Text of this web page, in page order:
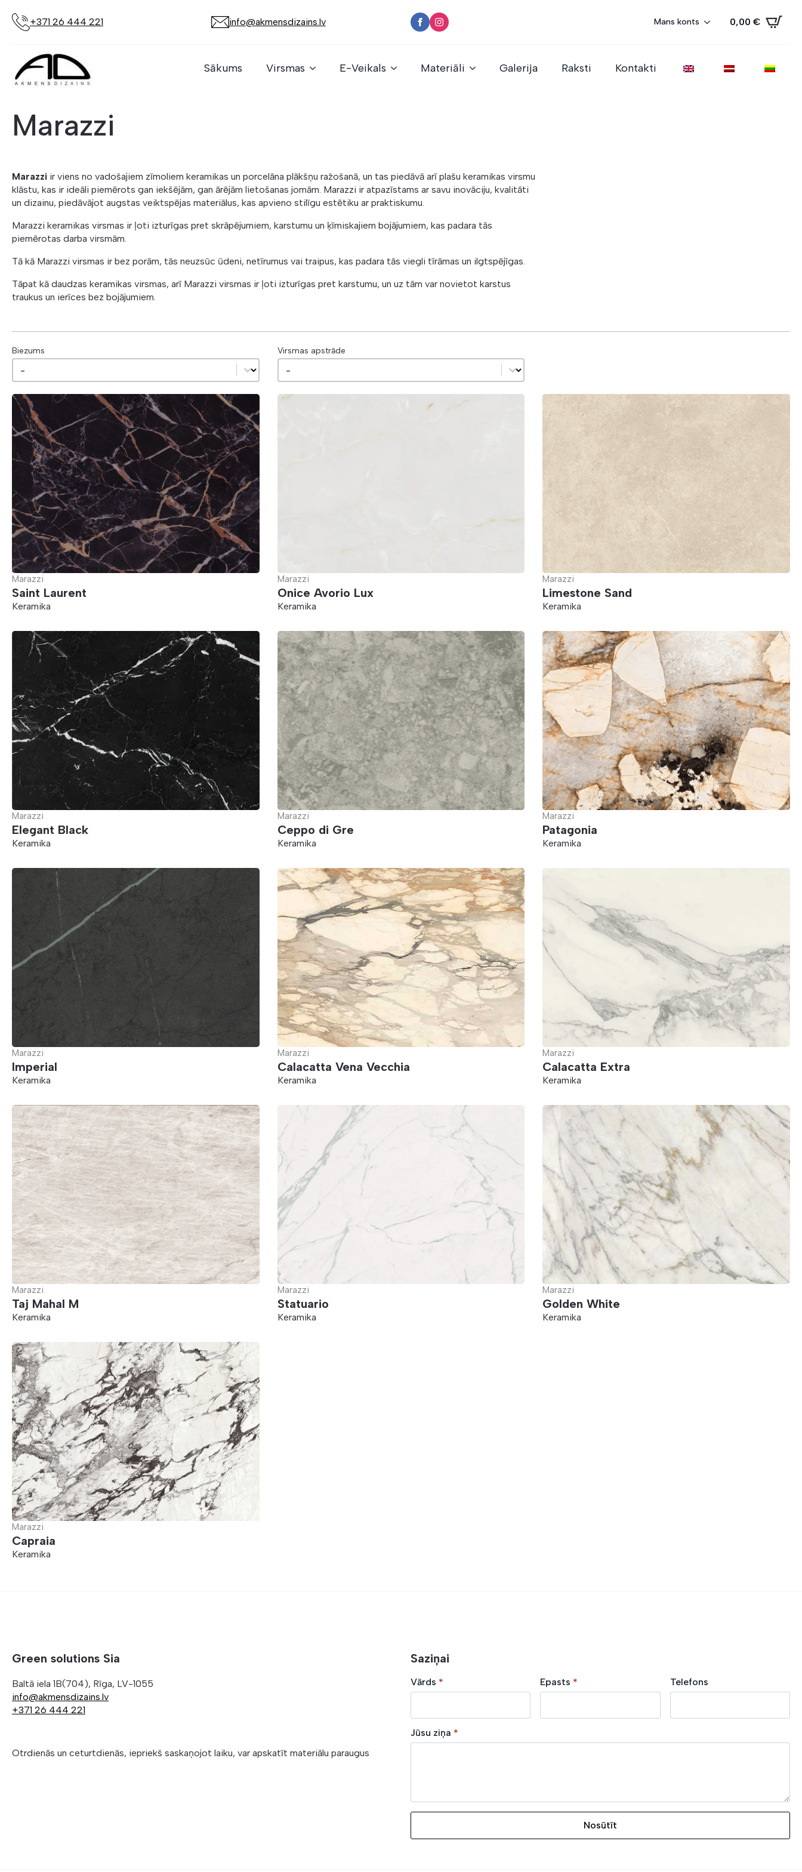
+371 26 444 221 info@akmensdizains.lv Mans konts 0,00 €
Sākums Virsmas E-Veikals Materiāli Galerija Raksti Kontakti
Marazzi
Marazzi ir viens no vadošajiem zīmoliem keramikas un porcelāna plākšņu ražošanā, un tas piedāvā arī plašu keramikas virsmu
klāstu, kas ir ideāli piemērots gan iekšējām, gan ārējām lietošanas jomām. Marazzi ir atpazīstams ar savu inovāciju, kvalitāti
un dizainu, piedāvājot augstas veiktspējas materiālus, kas apvieno stilīgu estētiku ar praktiskumu.
Marazzi keramikas virsmas ir ļoti izturīgas pret skrāpējumiem, karstumu un ķīmiskajiem bojājumiem, kas padara tās
piemērotas darba virsmām.
Tā kā Marazzi virsmas ir bez porām, tās neuzsūc ūdeni, netīrumus vai traipus, kas padara tās viegli tīrāmas un ilgtspējīgas.
Tāpat kā daudzas keramikas virsmas, arī Marazzi virsmas ir ļoti izturīgas pret karstumu, un uz tām var novietot karstus
traukus un ierīces bez bojājumiem.
Biezums
Virsmas apstrāde
Marazzi
Saint Laurent
Keramika
Marazzi
Onice Avorio Lux
Keramika
Marazzi
Limestone Sand
Keramika
Marazzi
Elegant Black
Keramika
Marazzi
Ceppo di Gre
Keramika
Marazzi
Patagonia
Keramika
Marazzi
Imperial
Keramika
Marazzi
Calacatta Vena Vecchia
Keramika
Marazzi
Calacatta Extra
Keramika
Marazzi
Taj Mahal M
Keramika
Marazzi
Statuario
Keramika
Marazzi
Golden White
Keramika
Marazzi
Capraia
Keramika
Green solutions Sia
Baltā iela 1B(704), Rīga, LV-1055
info@akmensdizains.lv
+371 26 444 221
Otrdienās un ceturtdienās, iepriekš saskaņojot laiku, var apskatīt materiālu paraugus
Saziņai
Vārds * Epasts * Telefons
Jūsu ziņa *
Nosūtīt